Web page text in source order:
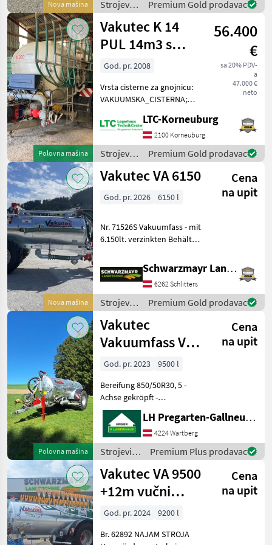
Nova mašina
Strojevi
za
đubrenje,
gnojenje i
navodnjavanje
/ Vakutec
Premium Gold prodavac
Polovna mašina
Vakutec K 14
PUL 14m3 s
vučnim crijevom
od 15m
56.400
€
sa 20% PDV-
a
47.000 €
neto
God. pr. 2008
Vrsta cisterne za gnojnicu:
VAKUUMSKA_CISTERNA;
Serijski broj/Broj šasije:
6825; Dopuštena ukupna
težina (kg): 21000; Kapacitet
spremn
LTC-Korneuburg
2100 Korneuburg
Strojevi
za
đubrenje,
navodnjavanje
Premium Gold prodavac
Nova mašina
Vakutec VA 6150
Cena
na upit
God. pr. 2026 6150 l
Nr. 71526S Vakuumfass - mit
6.150lt. verzinkten Behälter
Beleuchtung nach StVo.
Kompressor/Überlauf - VA
58 Kompressor mit 6500lt.
Luftleistu
Schwarzmayr Landtechnik GmbH - Schlitters
6262 Schlitters
Strojevi
za
đubrenje,
gnojenje i
navodnjavanje
/ Vakutec
Premium Gold prodavac
Polovna mašina
Vakutec
Vakuumfass VA
9500
Cena
na upit
God. pr. 2023
9500 l
Bereifung 850/50R30, 5 -
Achse gekröpft -
Untenanhängung -
Pendelverteiler S68 - Vario-
Federpaket -
Schleppschuhvorbereitung
- Schalldämpfer mit
Ölabscheider - Sauga
LH Pregarten-Gallneukirchen, Pregarten
4224 Wartberg
Strojevi
za
đubrenje,
gnojenje i
navodnjavanje
/ Vakutec
Premium Plus prodavac
Vakutec VA 9500
+12m vučni
usisni bubanj s
Cena
na upit
God. pr. 2024
9200 l
Br. 62892 NAJAM STROJA